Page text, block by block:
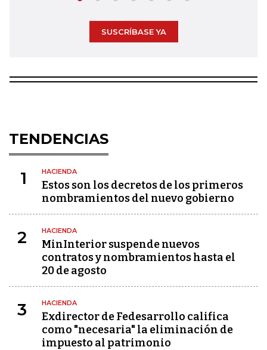
SUSCRÍBASE YA
TENDENCIAS
1 HACIENDA
Estos son los decretos de los primeros
nombramientos del nuevo gobierno
2 HACIENDA
MinInterior suspende nuevos
contratos y nombramientos hasta el
20 de agosto
3 HACIENDA
Exdirector de Fedesarrollo califica
como "necesaria" la eliminación de
impuesto al patrimonio